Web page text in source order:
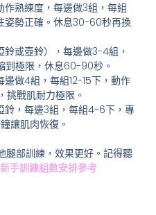
作熟練度，每邊做3組，每組
姿勢正確。休息30-60秒再換
鈴或壺鈴），每邊做3-4組，
到極限，休息60-90秒。
做4組，每組12-15下，動作
挑戰肌耐力極限。
鈴，每邊3組，每組4-6下，專
讓肌肉恢復。
腿部訓練，效果更好。記得聽
新手訓練組數安排參考